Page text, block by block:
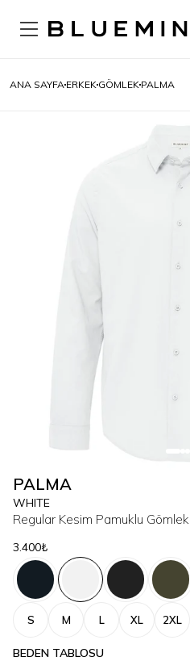
ANA SAYFA ERKEK GÖMLEK PALMA
PALMA
WHITE
Regular Kesim Pamuklu Gömlek
3.400₺
S M L XL 2XL
BEDEN TABLOSU